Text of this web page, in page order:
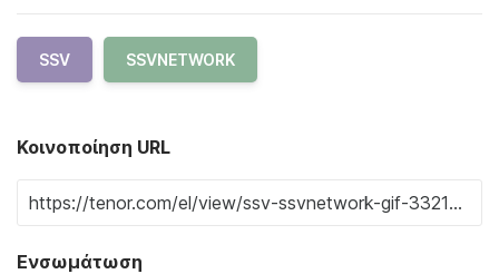
SSV SSVNETWORK
Κοινοποίηση URL
Ενσωμάτωση